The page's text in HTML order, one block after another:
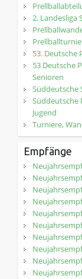
2. Landesliga
53. Deutsche
53 Deutsche
Senioren
Süddeutsche
Süddeutsche
Jugend
Turniere,
Empfänge